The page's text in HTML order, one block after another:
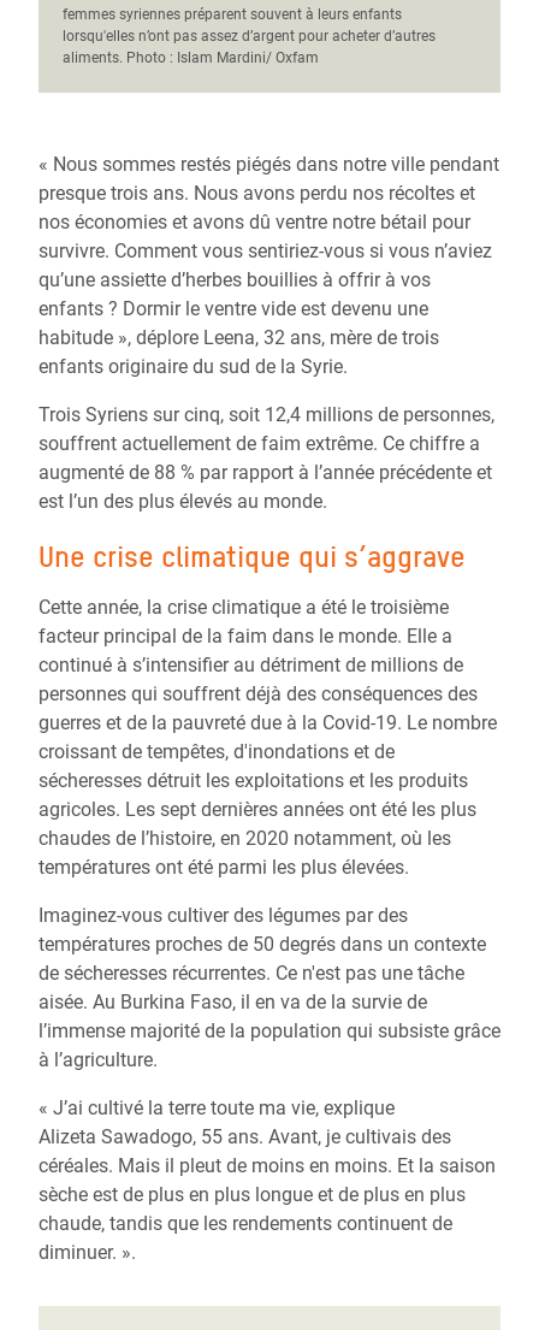
femmes syriennes préparent souvent à leurs enfants
lorsqu'elles n’ont pas assez d’argent pour acheter d’autres
aliments. Photo : Islam Mardini/ Oxfam
« Nous sommes restés piégés dans notre ville pendant
presque trois ans. Nous avons perdu nos récoltes et
nos économies et avons dû ventre notre bétail pour
survivre. Comment vous sentiriez-vous si vous n’aviez
qu’une assiette d’herbes bouillies à offrir à vos
enfants ? Dormir le ventre vide est devenu une
habitude », déplore Leena, 32 ans, mère de trois
enfants originaire du sud de la Syrie.
Trois Syriens sur cinq, soit 12,4 millions de personnes,
souffrent actuellement de faim extrême. Ce chiffre a
augmenté de 88 % par rapport à l’année précédente et
est l’un des plus élevés au monde.
Une crise climatique qui s’aggrave
Cette année, la crise climatique a été le troisième
facteur principal de la faim dans le monde. Elle a
continué à s’intensifier au détriment de millions de
personnes qui souffrent déjà des conséquences des
guerres et de la pauvreté due à la Covid-19. Le nombre
croissant de tempêtes, d'inondations et de
sécheresses détruit les exploitations et les produits
agricoles. Les sept dernières années ont été les plus
chaudes de l’histoire, en 2020 notamment, où les
températures ont été parmi les plus élevées.
Imaginez-vous cultiver des légumes par des
températures proches de 50 degrés dans un contexte
de sécheresses récurrentes. Ce n'est pas une tâche
aisée. Au Burkina Faso, il en va de la survie de
l’immense majorité de la population qui subsiste grâce
à l’agriculture.
« J’ai cultivé la terre toute ma vie, explique
Alizeta Sawadogo, 55 ans. Avant, je cultivais des
céréales. Mais il pleut de moins en moins. Et la saison
sèche est de plus en plus longue et de plus en plus
chaude, tandis que les rendements continuent de
diminuer. ».